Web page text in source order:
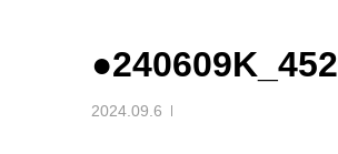
●240609K_452
2024.09.6